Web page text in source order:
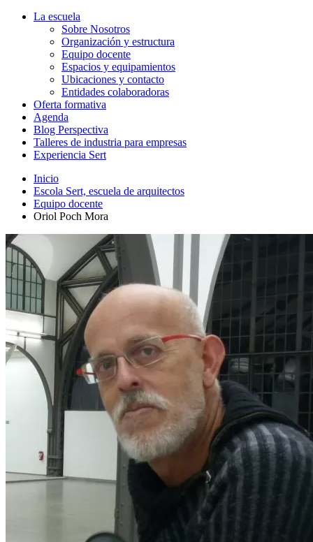
La escuela
Sobre Nosotros
Organización y estructura
Equipo docente
Espacios y equipamientos
Ubicaciones y contacto
Entidades colaboradoras
Oferta formativa
Agenda
Blog Perspectiva
Talleres de industria para empresas
Experiencia Sert
Inicio
Escola Sert, escuela de arquitectos
Equipo docente
Oriol Poch Mora